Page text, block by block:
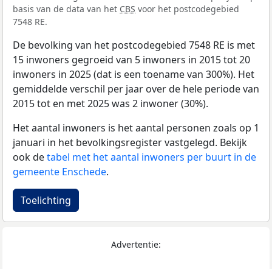
basis van de data van het CBS voor het postcodegebied
7548 RE.
De bevolking van het postcodegebied 7548 RE is met
15 inwoners gegroeid van 5 inwoners in 2015 tot 20
inwoners in 2025 (dat is een toename van 300%). Het
gemiddelde verschil per jaar over de hele periode van
2015 tot en met 2025 was 2 inwoner (30%).
Het aantal inwoners is het aantal personen zoals op 1
januari in het bevolkingsregister vastgelegd. Bekijk
ook detabel met het aantal inwoners per buurt in de
gemeente Enschede.
Toelichting
Advertentie: